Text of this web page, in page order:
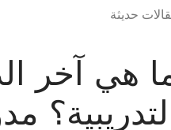
حديثة
هي آخر